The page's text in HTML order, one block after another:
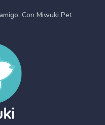
Con Miwuki Pet